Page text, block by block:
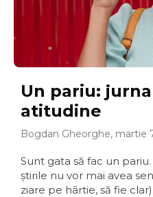
Un pariu:
atitudine
Bogdan Gheorghe, martie
Sunt gata să fac un
ştirile nu vor mai avea
ziare pe hârtie, să fie